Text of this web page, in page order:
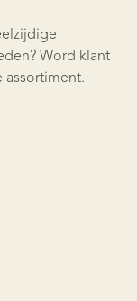
Word klant
assortiment.